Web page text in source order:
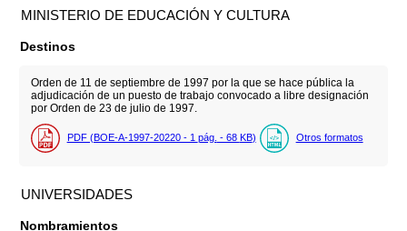
MINISTERIO DE EDUCACIÓN Y CULTURA
Destinos
Orden de 11 de septiembre de 1997 por la que se hace pública la
adjudicación de un puesto de trabajo convocado a libre designación
por Orden de 23 de julio de 1997.
PDF (BOE-A-1997-20220 - 1 pág. - 68 KB) Otros formatos
UNIVERSIDADES
Nombramientos